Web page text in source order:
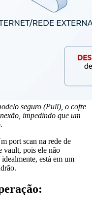
seguro (Pull), o cofre
impedindo que um
port scan na rede de
vault, pois ele não
está em um